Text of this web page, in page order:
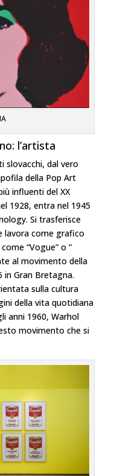
l’artista
slovacchi, dal vero
della Pop Art
influenti del XX
1928, entra nel 1945
Si trasferisce
lavora come grafico
“Vogue” o ”
al movimento della
in Gran Bretagna.
sulla cultura
della vita quotidiana
anni 1960, Warhol
movimento che si